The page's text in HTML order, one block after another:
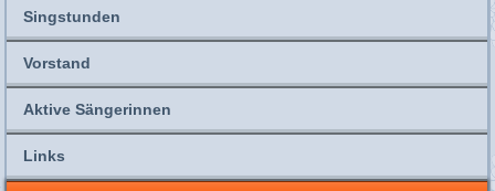
Singstunden
Vorstand
Aktive Sängerinnen
Links